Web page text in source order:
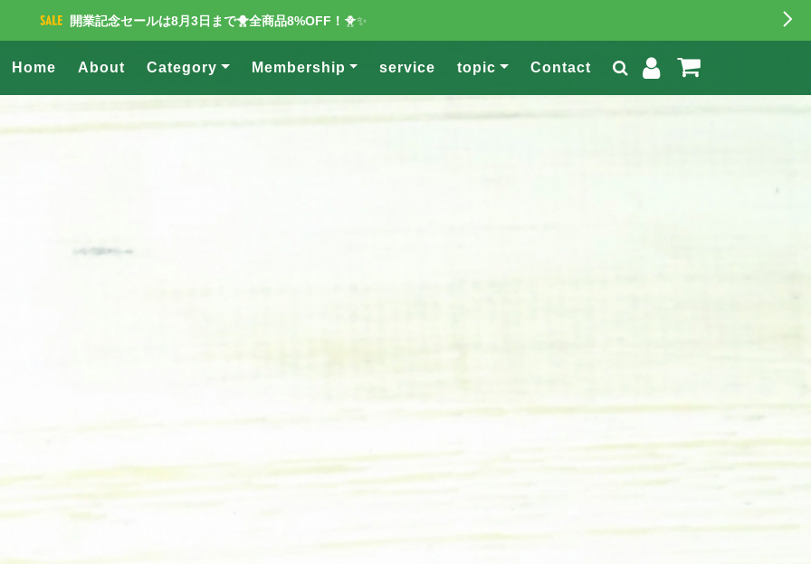
開業記念セールは8月3日まで🐥全商品8%OFF！ 🐥✨
Home About Category Membership service topic Contact